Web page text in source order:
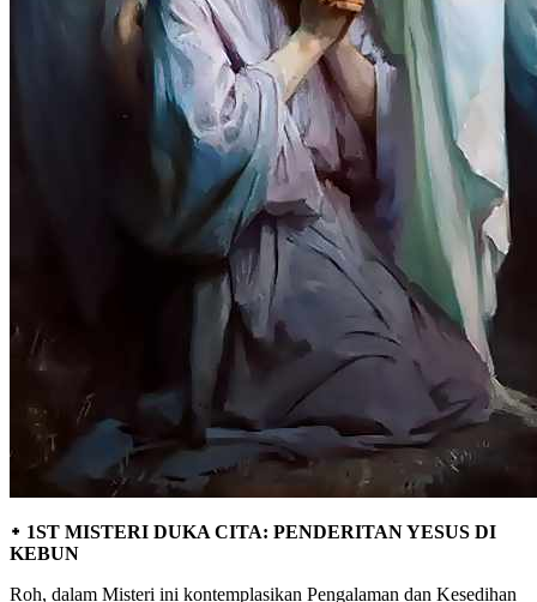
᛭ 1ST MISTERI DUKA CITA: PENDERITAN YESUS DI
KEBUN
Roh, dalam Misteri ini kontemplasikan Pengalaman dan Kesedihan